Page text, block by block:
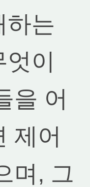
하는
이
을 어
제어
며, 그